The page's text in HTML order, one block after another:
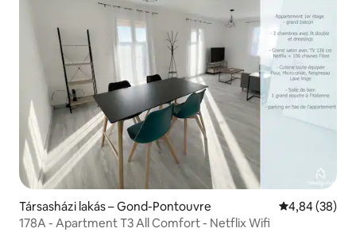
Társasházi lakás – Gond-Pontouvre Átlagos
4,84 (38)
178A - Apartment T3 All Comfort - Netflix Wifi